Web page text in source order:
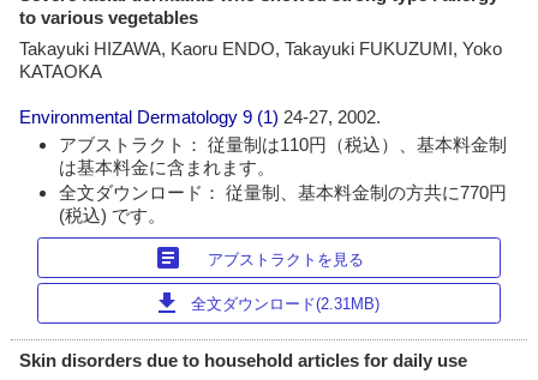
to various vegetables
Takayuki HIZAWA, Kaoru ENDO, Takayuki FUKUZUMI, Yoko
KATAOKA
Environmental Dermatology 9 (1) 24-27, 2002.
アブストラクト： 従量制は110円（税込）、基本料金制
は基本料金に含まれます。
全文ダウンロード： 従量制、基本料金制の方共に770円
(税込) です。
article アブストラクトを見る
download 全文ダウンロード(2.31MB)
Skin disorders due to household articles for daily use